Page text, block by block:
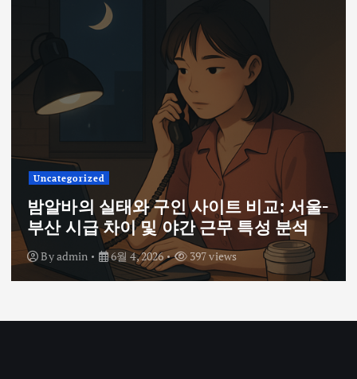
Uncategorized
밤알바의 실태와 구인 사이트 비교: 서울-
부산 시급 차이 및 야간 근무 특성 분석
Byadmin 6월 4, 2026 397 views